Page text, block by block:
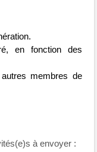
en fonction des
membres de
à envoyer :